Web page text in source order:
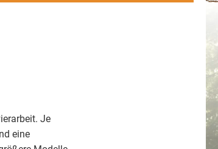
Je
eine